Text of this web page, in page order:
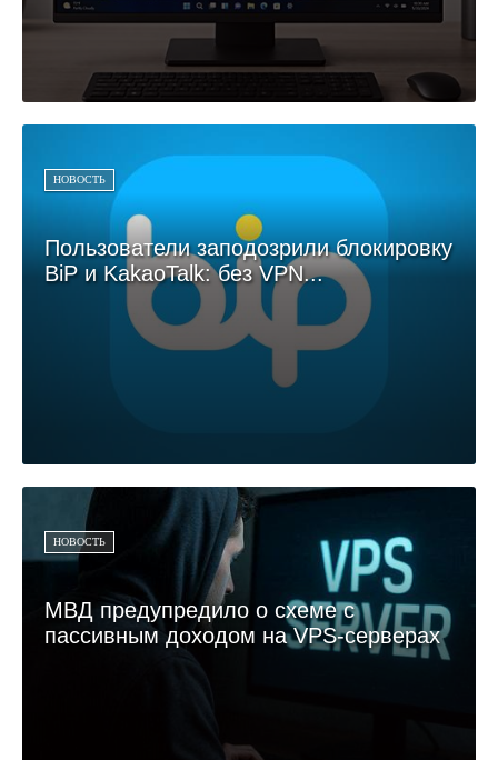
НОВОСТЬ
Пользователи заподозрили блокировку
BiP и KakaoTalk: без VPN...
НОВОСТЬ
МВД предупредило о схеме с
пассивным доходом на VPS-серверах